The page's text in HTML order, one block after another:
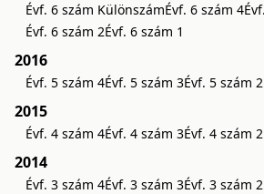
Évf. 6 szám KülönszámÉvf. 6 szám 4
Évf. 6 szám 2Évf. 6 szám 1
2016
Évf. 5 szám 4Évf. 5 szám 3Évf. 5 szám 2
2015
Évf. 4 szám 4Évf. 4 szám 3Évf. 4 szám 2
2014
Évf. 3 szám 4Évf. 3 szám 3Évf. 3 szám 2